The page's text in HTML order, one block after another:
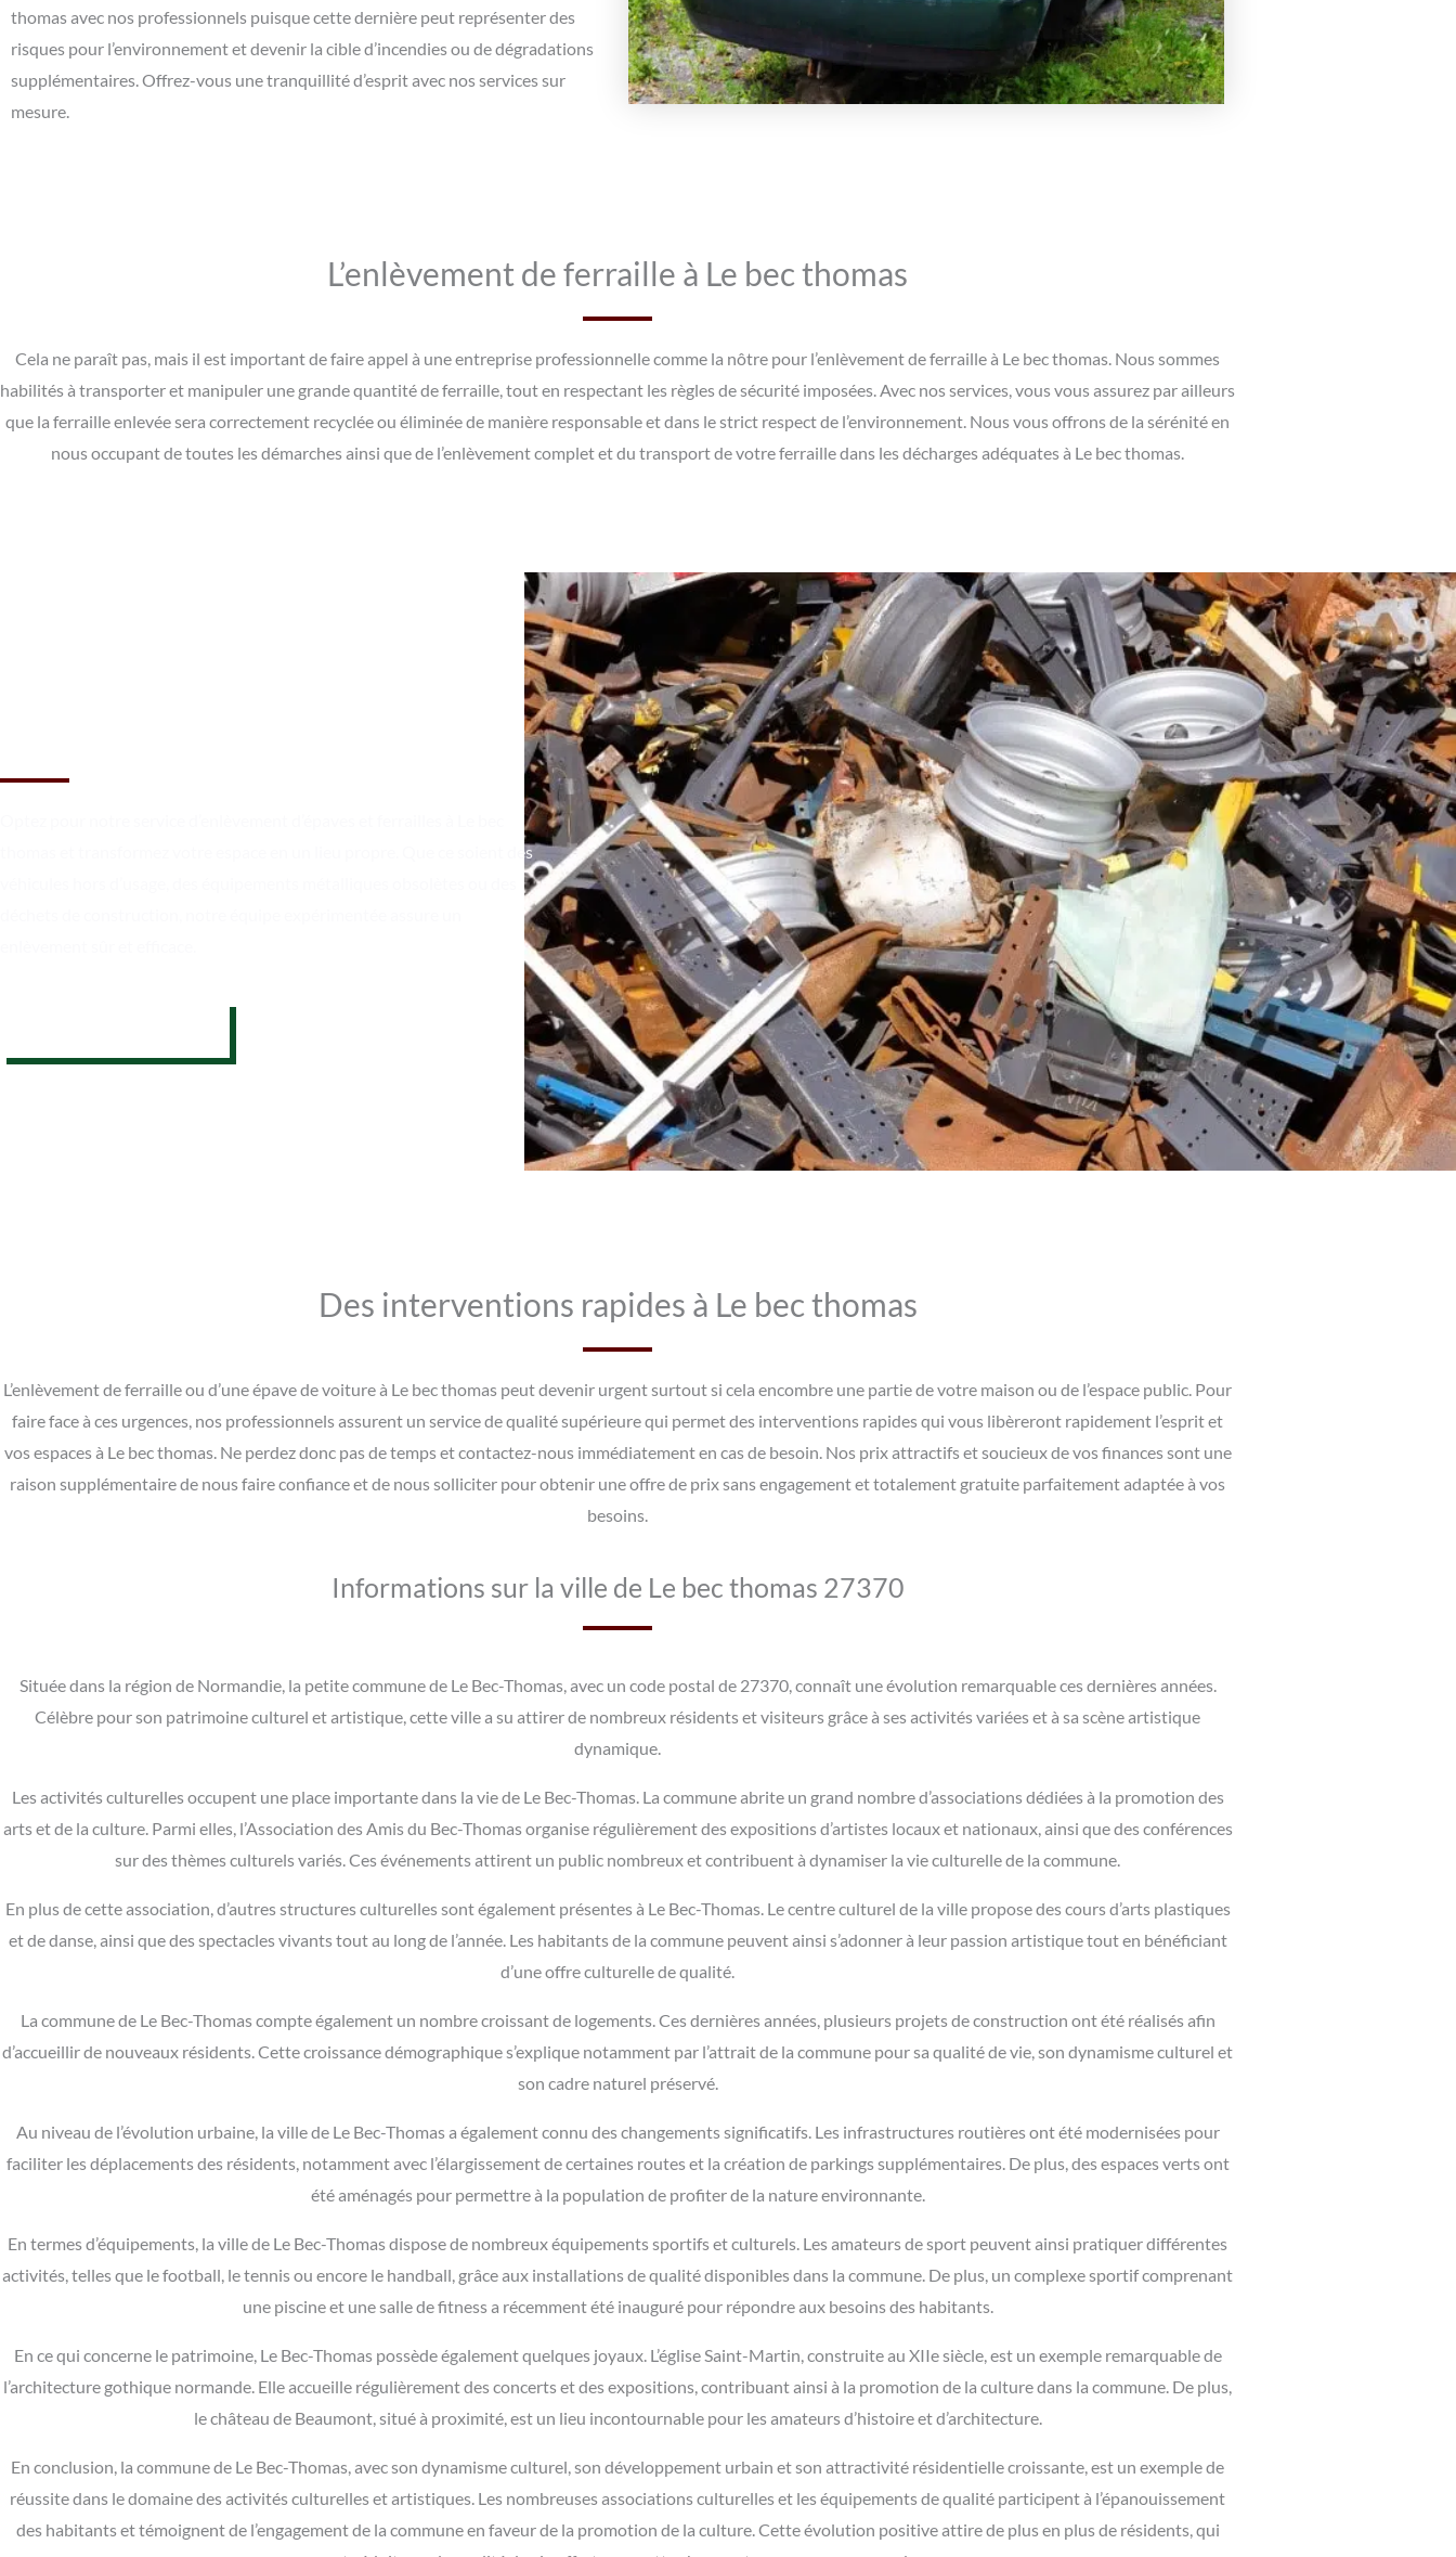
thomas avec nos professionnels puisque cette dernière peut représenter des
risques pour l’environnement et devenir la cible d’incendies ou de dégradations
supplémentaires. Offrez-vous une tranquillité d’esprit avec nos services sur
mesure.
L’enlèvement de ferraille à Le bec thomas
Cela ne paraît pas, mais il est important de faire appel à une entreprise professionnelle comme la nôtre pour l’enlèvement de ferraille à Le bec thomas. Nous sommes
habilités à transporter et manipuler une grande quantité de ferraille, tout en respectant les règles de sécurité imposées. Avec nos services, vous vous assurez par ailleurs
que la ferraille enlevée sera correctement recyclée ou éliminée de manière responsable et dans le strict respect de l’environnement. Nous vous offrons de la sérénité en
nous occupant de toutes les démarches ainsi que de l’enlèvement complet et du transport de votre ferraille dans les décharges adéquates à Le bec thomas.
thomas et transformez votre espace en un lieu propre. Que ce soient des
Des interventions rapides à Le bec thomas
L’enlèvement de ferraille ou d’une épave de voiture à Le bec thomas peut devenir urgent surtout si cela encombre une partie de votre maison ou de l’espace public. Pour
faire face à ces urgences, nos professionnels assurent un service de qualité supérieure qui permet des interventions rapides qui vous libèreront rapidement l’esprit et
vos espaces à Le bec thomas. Ne perdez donc pas de temps et contactez-nous immédiatement en cas de besoin. Nos prix attractifs et soucieux de vos finances sont une
raison supplémentaire de nous faire confiance et de nous solliciter pour obtenir une offre de prix sans engagement et totalement gratuite parfaitement adaptée à vos
besoins.
Informations sur la ville de Le bec thomas 27370
Située dans la région de Normandie, la petite commune de Le Bec-Thomas, avec un code postal de 27370, connaît une évolution remarquable ces dernières années.
Célèbre pour son patrimoine culturel et artistique, cette ville a su attirer de nombreux résidents et visiteurs grâce à ses activités variées et à sa scène artistique
dynamique.
Les activités culturelles occupent une place importante dans la vie de Le Bec-Thomas. La commune abrite un grand nombre d’associations dédiées à la promotion des
arts et de la culture. Parmi elles, l’Association des Amis du Bec-Thomas organise régulièrement des expositions d’artistes locaux et nationaux, ainsi que des conférences
sur des thèmes culturels variés. Ces événements attirent un public nombreux et contribuent à dynamiser la vie culturelle de la commune.
En plus de cette association, d’autres structures culturelles sont également présentes à Le Bec-Thomas. Le centre culturel de la ville propose des cours d’arts plastiques
et de danse, ainsi que des spectacles vivants tout au long de l’année. Les habitants de la commune peuvent ainsi s’adonner à leur passion artistique tout en bénéficiant
d’une offre culturelle de qualité.
La commune de Le Bec-Thomas compte également un nombre croissant de logements. Ces dernières années, plusieurs projets de construction ont été réalisés afin
d’accueillir de nouveaux résidents. Cette croissance démographique s’explique notamment par l’attrait de la commune pour sa qualité de vie, son dynamisme culturel et
son cadre naturel préservé.
Au niveau de l’évolution urbaine, la ville de Le Bec-Thomas a également connu des changements significatifs. Les infrastructures routières ont été modernisées pour
faciliter les déplacements des résidents, notamment avec l’élargissement de certaines routes et la création de parkings supplémentaires. De plus, des espaces verts ont
été aménagés pour permettre à la population de profiter de la nature environnante.
En termes d’équipements, la ville de Le Bec-Thomas dispose de nombreux équipements sportifs et culturels. Les amateurs de sport peuvent ainsi pratiquer différentes
activités, telles que le football, le tennis ou encore le handball, grâce aux installations de qualité disponibles dans la commune. De plus, un complexe sportif comprenant
une piscine et une salle de fitness a récemment été inauguré pour répondre aux besoins des habitants.
En ce qui concerne le patrimoine, Le Bec-Thomas possède également quelques joyaux. L’église Saint-Martin, construite au XIIe siècle, est un exemple remarquable de
l’architecture gothique normande. Elle accueille régulièrement des concerts et des expositions, contribuant ainsi à la promotion de la culture dans la commune. De plus,
le château de Beaumont, situé à proximité, est un lieu incontournable pour les amateurs d’histoire et d’architecture.
En conclusion, la commune de Le Bec-Thomas, avec son dynamisme culturel, son développement urbain et son attractivité résidentielle croissante, est un exemple de
réussite dans le domaine des activités culturelles et artistiques. Les nombreuses associations culturelles et les équipements de qualité participent à l’épanouissement
des habitants et témoignent de l’engagement de la commune en faveur de la promotion de la culture. Cette évolution positive attire de plus en plus de résidents, qui